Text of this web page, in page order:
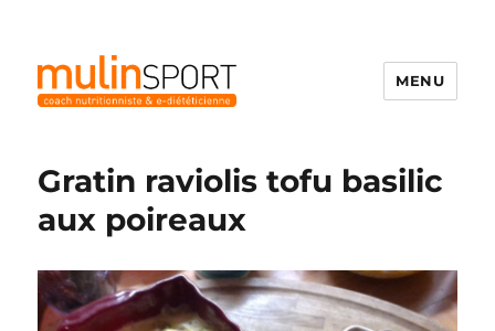
MENU
Gratin raviolis tofu basilic
aux poireaux